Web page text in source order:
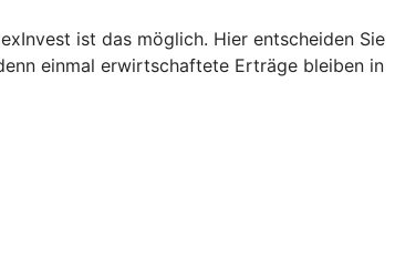
ist das möglich. Hier entscheiden Sie
einmal erwirtschaftete Erträge bleiben in